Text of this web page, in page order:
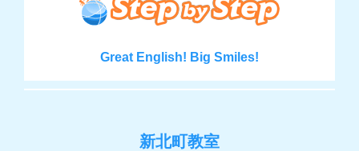
Great English! Big Smiles!
新北町教室